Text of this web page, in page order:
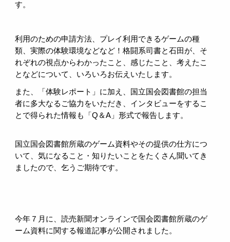
す。
利用のための申請方法、プレイ利用できるゲームの種
類、実際の体験環境などなど！格闘系司書と石田が、そ
れぞれの視点からわかったこと、感じたこと、考えたこ
となどについて、いろいろお伝えいたします。
また、「体験レポート」に加え、国立国会図書館の担当
者に多大なるご協力をいただき、インタビューをするこ
とで得られた情報も「Q＆A」形式で報告します。
国立国会図書館所蔵のゲーム資料やその提供の仕方につ
いて、気になること・知りたいことをたくさん聞いてき
ましたので、乞うご期待です。
今年７月に、読売新聞オンラインで国会図書館所蔵のゲ
ーム資料に関する報道記事が公開されました。